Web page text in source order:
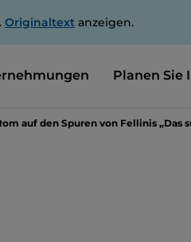
Originaltext anzeigen.
Planen Sie
auf den Spuren von Fellinis „Das